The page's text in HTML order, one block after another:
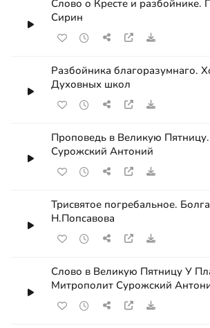
Слово о Кресте и разбойнике.
Сирин
Разбойника благоразумнаго.
Духовных школ
Проповедь в Великую
Сурожский Антоний
Трисвятое погребальное.
Н.Попсавова
Слово в Великую Пятницу У
Митрополит Сурожский